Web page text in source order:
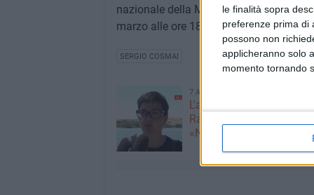
le finalità sopra
preferenze prima di
possono non
applicheranno solo
momento tornando
nazionale della Memoria e
marzo alle ore 18:30 nella Sala degli
SERGIO COSMAI
7 AGOSTO 2026
L'appello della moglie di
Racanati alla ministra
«Non dimenticatelo»